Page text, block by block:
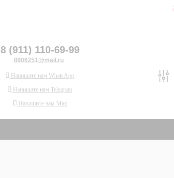
8 (911) 110-69-99
8906251@mail.ru
Напишите нам WhatsApp
Напишите нам Telegram
Напишите нам Max